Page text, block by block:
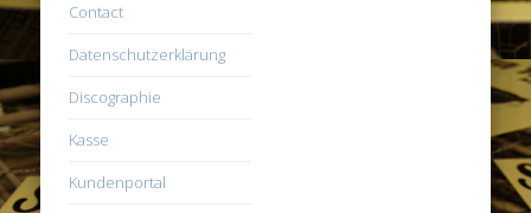
Contact
Datenschutzerklärung
Discographie
Kasse
Kundenportal